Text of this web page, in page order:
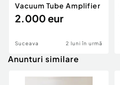
Vacuum Tube Amplifier
2.000 eur
Suceava 2 luni în urmă
Anunturi similare